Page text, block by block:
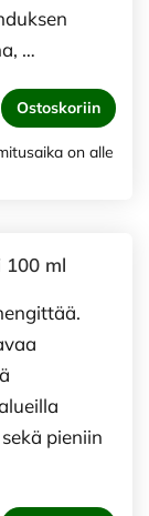
…
Ostoskoriin
on alle
100 ml
pieniin